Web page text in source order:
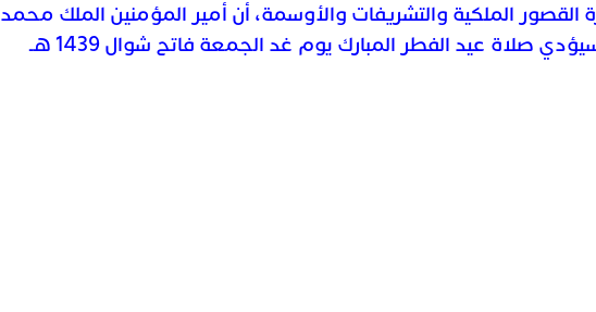
القصور الملكية والتشريفات والأوسمة، أن أمير المؤمنين الملك محمد
السادس،سيؤدي صلاة عيد الفطر المبارك يوم غد الجمعة فاتح شوال 1439 هـ